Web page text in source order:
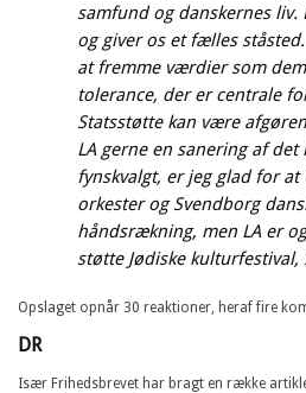
samfund og danskernes liv.
og giver os et fælles
at fremme værdier som
tolerance, der er centrale
Statsstøtte kan være
LA gerne en sanering af
fynskvalgt, er jeg glad for at
orkester og Svendborg
håndsrækning, men LA er
støtte Jødiske kulturfestival,
Opslaget opnår 30 reaktioner, heraf fire
DR
Især Frihedsbrevet har bragt en række